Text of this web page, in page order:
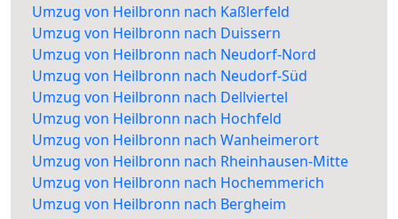
Umzug von Heilbronn nach Kaßlerfeld
Umzug von Heilbronn nach Duissern
Umzug von Heilbronn nach Neudorf-Nord
Umzug von Heilbronn nach Neudorf-Süd
Umzug von Heilbronn nach Dellviertel
Umzug von Heilbronn nach Hochfeld
Umzug von Heilbronn nach Wanheimerort
Umzug von Heilbronn nach Rheinhausen-Mitte
Umzug von Heilbronn nach Hochemmerich
Umzug von Heilbronn nach Bergheim